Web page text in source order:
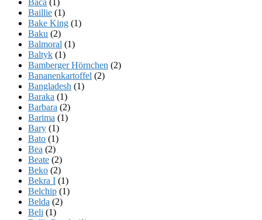
Baillie (1)
Bake King (1)
Baku (2)
Balmoral (1)
Baltyk (1)
Bamberger Hörnchen (2)
Bananenkartoffel (2)
Bangladesh (1)
Baraka (1)
Barbara (2)
Barima (1)
Bary (1)
Bato (1)
Bea (2)
Beate (2)
Beko (2)
Bekra I (1)
Belchip (1)
Belda (2)
Beli (1)